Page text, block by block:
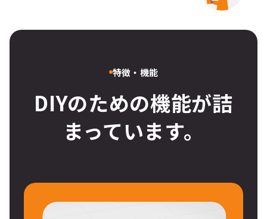
特徴・機能
DIYのための機能が詰
まっています。